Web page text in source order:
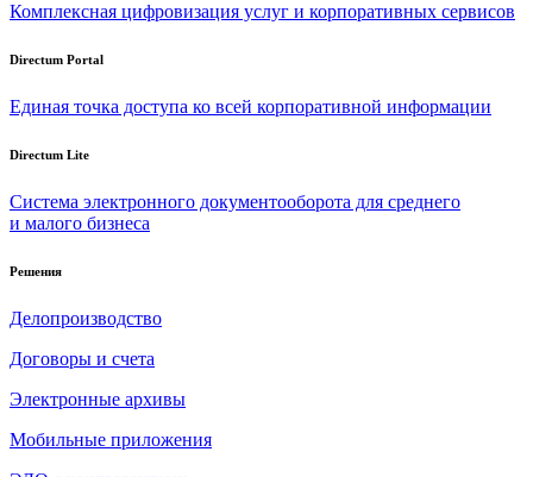
Комплексная цифровизация услуг и корпоративных сервисов
Directum Portal
Единая точка доступа ко всей корпоративной информации
Directum Lite
Система электронного документооборота для среднего
и малого бизнеса
Решения
Делопроизводство
Договоры и счета
Электронные архивы
Мобильные приложения